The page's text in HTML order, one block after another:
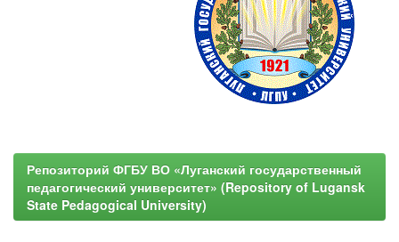
Репозиторий ФГБУ ВО «Луганский государственный
педагогический университет» (Repository of Lugansk
State Pedagogical University)